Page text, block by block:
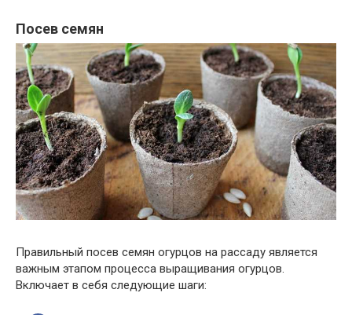
Посев семян
Правильный посев семян огурцов на рассаду является
важным этапом процесса выращивания огурцов.
Включает в себя следующие шаги: